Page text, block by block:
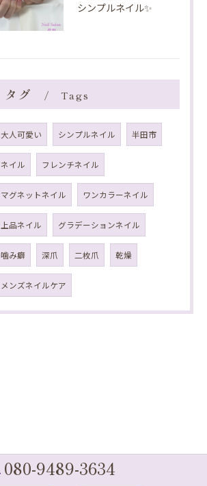
シンプルネイル✨️
タグ Tags
大人可愛い シンプルネイル 半田市
ネイル フレンチネイル
マグネットネイル ワンカラーネイル
上品ネイル グラデーションネイル
噛み癖 深爪 二枚爪 乾燥
メンズネイルケア
080-9489-3634